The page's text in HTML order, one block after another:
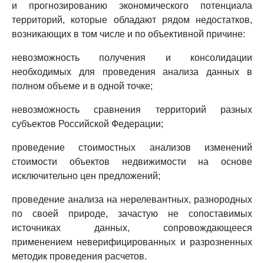
и прогнозированию экономического потенциала
территорий, которые обладают рядом недостатков,
возникающих в том числе и по объективной причине:
невозможность получения и консолидации
необходимых для проведения анализа данных в
полном объеме и в одной точке;
невозможность сравнения территорий разных
субъектов Российской Федерации;
проведение стоимостных анализов изменений
стоимости объектов недвижимости на основе
исключительно цен предложений;
проведение анализа на нерелевантных, разнородных
по своей природе, зачастую не сопоставимых
источниках данных, сопровождающееся
применением неверифицированных и разрозненных
методик проведения расчетов.